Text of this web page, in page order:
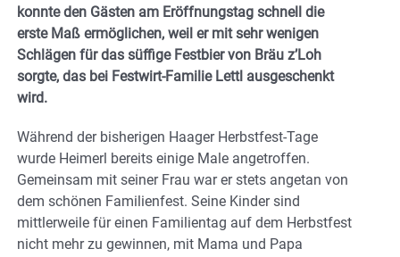
konnte den Gästen am Eröffnungstag schnell die
erste Maß ermöglichen, weil er mit sehr wenigen
Schlägen für das süffige Festbier von Bräu z’Loh
sorgte, das bei Festwirt-Familie Lettl ausgeschenkt
wird.
Während der bisherigen Haager Herbstfest-Tage
wurde Heimerl bereits einige Male angetroffen.
Gemeinsam mit seiner Frau war er stets angetan von
dem schönen Familienfest. Seine Kinder sind
mittlerweile für einen Familientag auf dem Herbstfest
nicht mehr zu gewinnen, mit Mama und Papa